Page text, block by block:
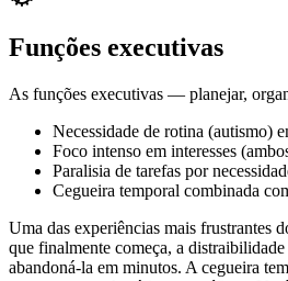
Funções executivas
As funções executivas — planejar,
Necessidade de rotina
Foco intenso em interesses
Paralisia de tarefas por
Cegueira temporal combinada
Uma das experiências mais frustrantes
que finalmente começa, a
abandoná-la em minutos. A cegueira